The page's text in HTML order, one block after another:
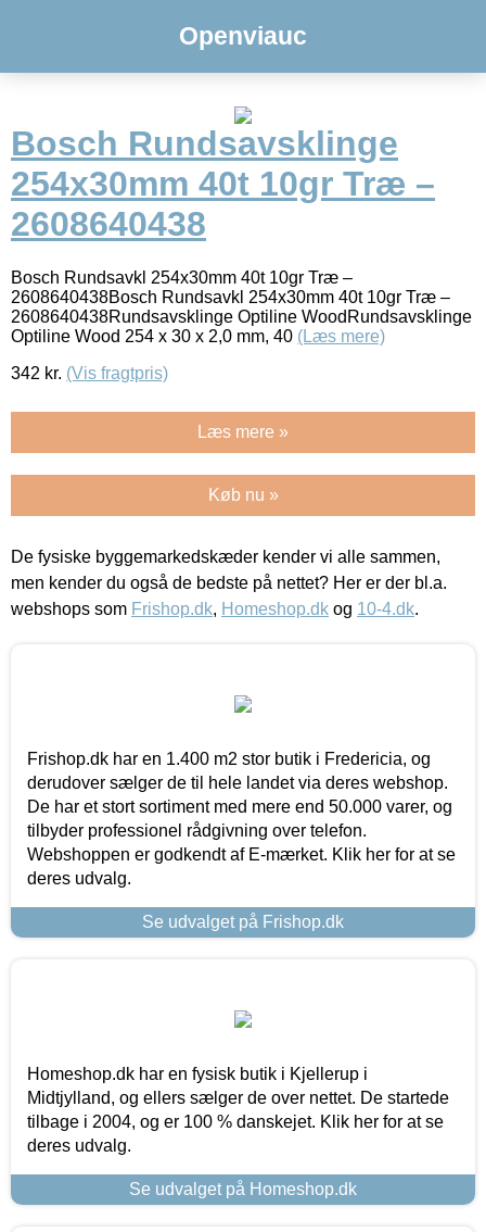
Openviauc
Bosch Rundsavsklinge
254x30mm 40t 10gr Træ –
2608640438
Bosch Rundsavkl 254x30mm 40t 10gr Træ –
2608640438Bosch Rundsavkl 254x30mm 40t 10gr Træ –
2608640438Rundsavsklinge Optiline WoodRundsavsklinge
Optiline Wood 254 x 30 x 2,0 mm, 40 (Læs mere)
342 kr. (Vis fragtpris)
Læs mere »
Køb nu »
De fysiske byggemarkedskæder kender vi alle sammen,
men kender du også de bedste på nettet? Her er der bl.a.
webshops som Frishop.dk, Homeshop.dk og 10-4.dk.
Frishop.dk har en 1.400 m2 stor butik i Fredericia, og
derudover sælger de til hele landet via deres webshop.
De har et stort sortiment med mere end 50.000 varer, og
tilbyder professionel rådgivning over telefon.
Webshoppen er godkendt af E-mærket. Klik her for at se
deres udvalg.
Se udvalget på Frishop.dk
Homeshop.dk har en fysisk butik i Kjellerup i
Midtjylland, og ellers sælger de over nettet. De startede
tilbage i 2004, og er 100 % danskejet. Klik her for at se
deres udvalg.
Se udvalget på Homeshop.dk